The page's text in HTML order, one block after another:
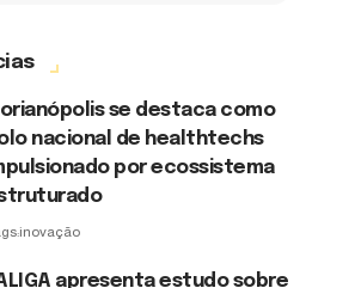
se destaca como
nacional de healthtechs
por ecossistema
inovação
apresenta estudo sobre